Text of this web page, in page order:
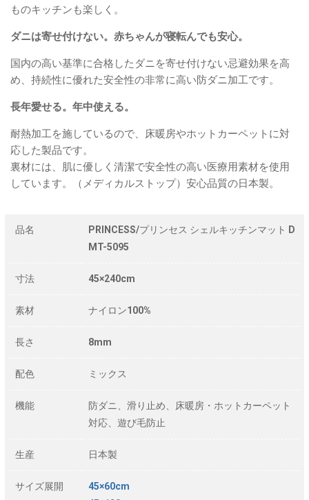
ものキッチンも楽しく。
ダニは寄せ付けない。赤ちゃんが寝転んでも安心。
国内の高い基準に合格したダニを寄せ付けない忌避効果を高
め、持続性に優れた安全性の非常に高い防ダニ加工です。
長年愛せる。年中使える。
耐熱加工を施しているので、床暖房やホットカーペットに対
応した製品です。
裏材には、肌に優しく清潔で安全性の高い医療用素材を使用
しています。（メディカルストップ）安心品質の日本製。
品名
PRINCESS/プリンセス シェルキッチンマット D
MT-5095
寸法 45×240cm
素材 ナイロン100%
長さ 8mm
配色 ミックス
機能
防ダニ、滑り止め、床暖房・ホットカーペット
対応、遊び毛防止
生産 日本製
サイズ展開
45×60cm